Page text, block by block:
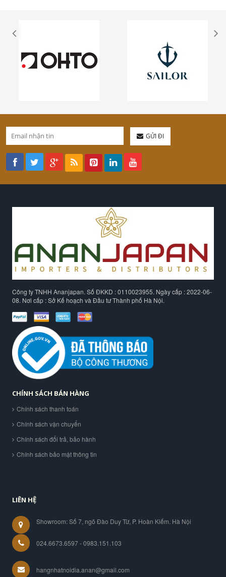
GỬI ĐI
Công ty TNHH Ananjapan. Số ĐKKD : 0110023955. Ngày cấp : 2022-06-
08. Nơi cấp : Sở Kế hoạch và Đầu tư Thành phố Hà Nội.
CHÍNH SÁCH BÁN HÀNG
Chính sách thanh toán
Chính sách vận chuyển
Chính sách đổi trả, bảo hành
Chính sách bảo mật thông tin
LIÊN HỆ
Showroom: Số 7, ngõ Đào Duy Từ, P. Hoàn Kiếm. Hà Nội
024.6673.6597 - 0983.151.103
hangnhatnoidia.anan@gmail.com